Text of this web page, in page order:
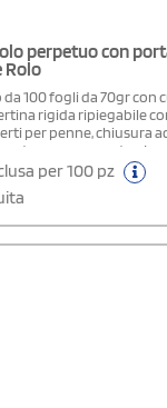
perpetuo con
Rolo
100 fogli da 70gr con
rigida ripiegabile
per penne, chiusura
a secco su retro. In
per 100 pz